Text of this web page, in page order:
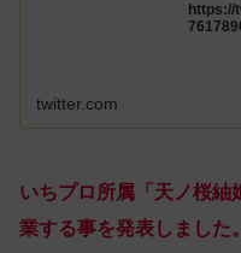
https://
twitter.com
いちプロ所属「天ノ桜紬
業する事を発表しました。